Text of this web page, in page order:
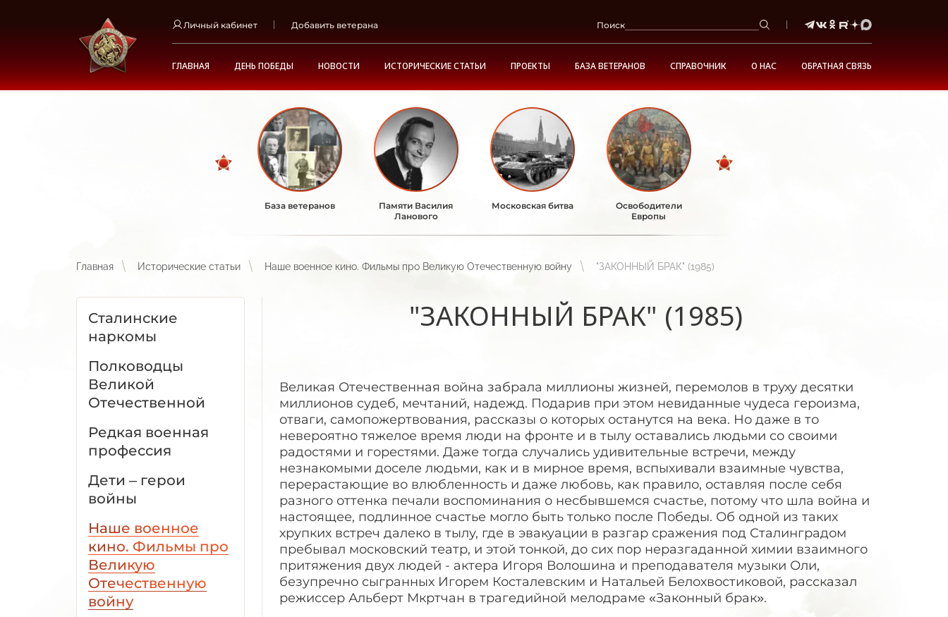
Личный кабинет Добавить ветерана Поиск
ГЛАВНАЯ ДЕНЬ ПОБЕДЫ НОВОСТИ ИСТОРИЧЕСКИЕ СТАТЬИ ПРОЕКТЫ БАЗА ВЕТЕРАНОВ СПРАВОЧНИК О НАС ОБРАТНАЯ СВЯЗЬ
База ветеранов
Памяти Василия
Ланового
Московская битва
Освободители
Европы
Главная Исторические статьи Наше военное кино. Фильмы про Великую Отечественную войну "ЗАКОННЫЙ БРАК" (1985)
Сталинские
наркомы
Полководцы
Великой
Отечественной
Редкая военная
профессия
Дети – герои
войны
Наше военное
кино. Фильмы про
Великую
Отечественную
войну
"ЗАКОННЫЙ БРАК" (1985)
Великая Отечественная война забрала миллионы жизней, перемолов в труху десятки
миллионов судеб, мечтаний, надежд. Подарив при этом невиданные чудеса героизма,
отваги, самопожертвования, рассказы о которых останутся на века. Но даже в то
невероятно тяжелое время люди на фронте и в тылу оставались людьми со своими
радостями и горестями. Даже тогда случались удивительные встречи, между
незнакомыми доселе людьми, как и в мирное время, вспыхивали взаимные чувства,
перерастающие во влюбленность и даже любовь, как правило, оставляя после себя
разного оттенка печали воспоминания о несбывшемся счастье, потому что шла война и
настоящее, подлинное счастье могло быть только после Победы. Об одной из таких
хрупких встреч далеко в тылу, где в эвакуации в разгар сражения под Сталинградом
пребывал московский театр, и этой тонкой, до сих пор неразгаданной химии взаимного
притяжения двух людей - актера Игоря Волошина и преподавателя музыки Оли,
безупречно сыгранных Игорем Косталевским и Натальей Белохвостиковой, рассказал
режиссер Альберт Мкртчан в трагедийной мелодраме «Законный брак».